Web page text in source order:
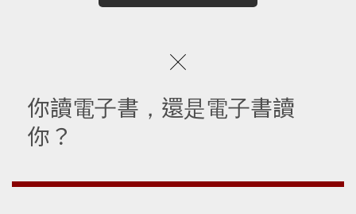
你讀電子書，還是電子書讀
你？